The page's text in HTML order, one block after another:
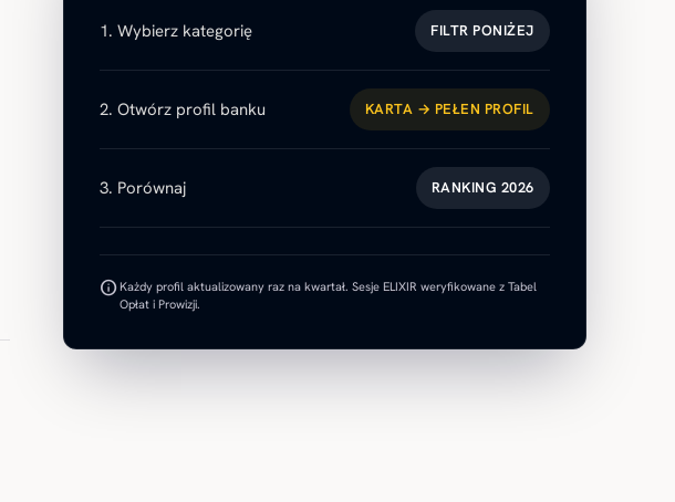
1. Wybierz kategorię FILTR PONIŻEJ
2. Otwórz profil banku KARTA → PEŁEN PROFIL
3. Porównaj RANKING 2026
infoKażdy profil aktualizowany raz na kwartał. Sesje ELIXIR weryfikowane z Tabel
Opłat i Prowizji.